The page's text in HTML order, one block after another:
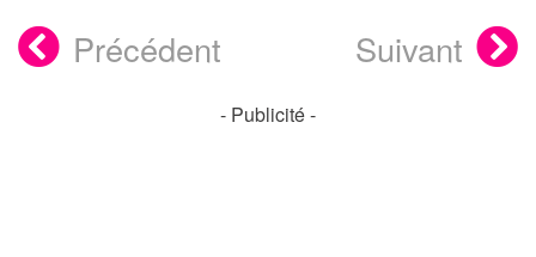
Précédent Suivant
- Publicité -